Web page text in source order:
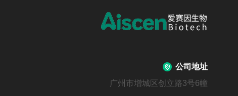
公司地址
广州市增城区创立路3号6幢